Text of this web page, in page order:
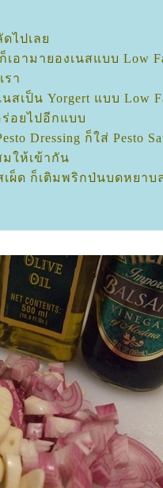
ดไปเล
อามายองเนสแบบ Low
รา
สเป็น Yorgert แบบ Low
ร่อยไปอีกแบบ
Dressing ก็ใส่ Pesto
ให้เข้ากัน
ผ็ด ก็เติมพริกป่นบดหยาบ